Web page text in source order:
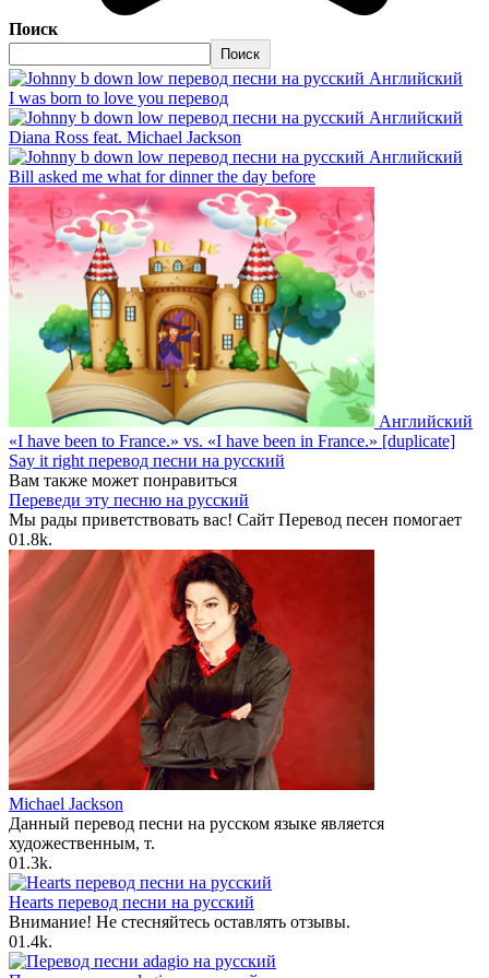
Поиск
Поиск
Английский
I was born to love you перевод
Английский
Diana Ross feat. Michael Jackson
Английский
Bill asked me what for dinner the day before
Английский
«I have been to France.» vs. «I have been in France.» [duplicate]
Say it right перевод песни на русский
Вам также может понравиться
Переведи эту песню на русский
Мы рады приветствовать вас! Сайт Перевод песен помогает
01.8k.
Michael Jackson
Данный перевод песни на русском языке является
художественным, т.
01.3k.
Hearts перевод песни на русский
Внимание! Не стесняйтесь оставлять отзывы.
01.4k.